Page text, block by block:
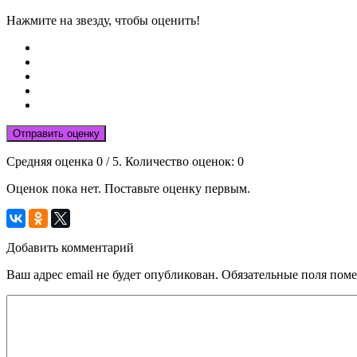
Нажмите на звезду, чтобы оценить!
Отправить оценку
Средняя оценка 0 / 5. Количество оценок: 0
Оценок пока нет. Поставьте оценку первым.
Добавить комментарий
Ваш адрес email не будет опубликован. Обязательные поля